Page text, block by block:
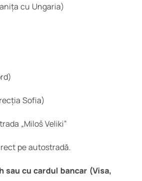
cu Ungaria)
Sofia)
„Miloš Veliki”
pe autostradă.
cu cardul bancar (Visa,